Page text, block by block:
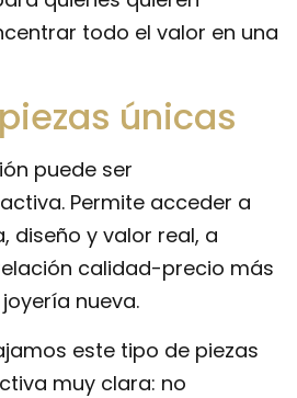
todo el valor en una
únicas
puede ser
Permite acceder a
diseño y valor real, a
calidad-precio más
nueva.
este tipo de piezas
muy clara: no